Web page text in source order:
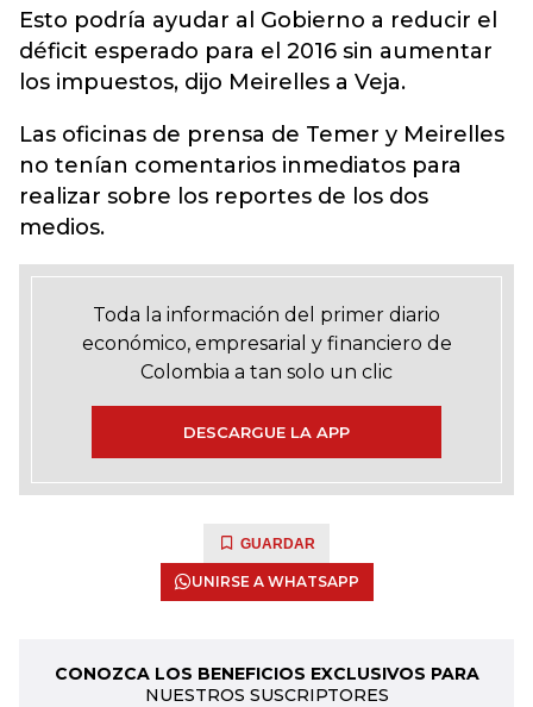
Esto podría ayudar al Gobierno a reducir el
déficit esperado para el 2016 sin aumentar
los impuestos, dijo Meirelles a Veja.
Las oficinas de prensa de Temer y Meirelles
no tenían comentarios inmediatos para
realizar sobre los reportes de los dos
medios.
Toda la información del primer diario
económico, empresarial y financiero de
Colombia a tan solo un clic
DESCARGUE LA APP
GUARDAR
UNIRSE A WHATSAPP
CONOZCA LOS BENEFICIOS EXCLUSIVOS PARA
NUESTROS SUSCRIPTORES